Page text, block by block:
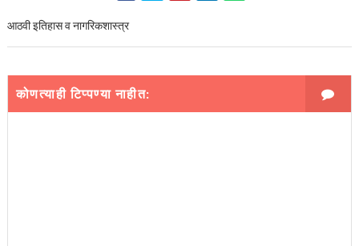
आठवी इतिहास व नागरिकशास्त्र
कोणत्याही टिप्पण्‍या नाहीत: